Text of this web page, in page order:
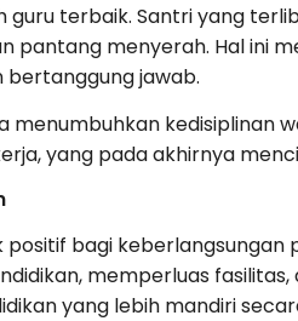
guru terbaik. Santri yang
pantang menyerah. Hal ini
bertanggung jawab.
menumbuhkan kedisiplinan
yang pada akhirnya
bagi
memperluas
yang lebih mandiri